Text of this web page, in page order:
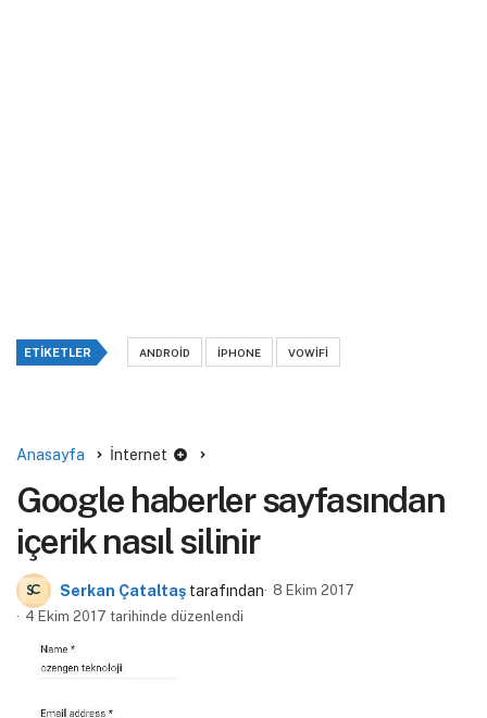
ETIKETLER ANDROID IPHONE VOWIFI
Anasayfa İnternet
Google haberler sayfasından
içerik nasıl silinir
Serkan Çataltaş tarafından 8 Ekim 2017
4 Ekim 2017 tarihinde düzenlendi